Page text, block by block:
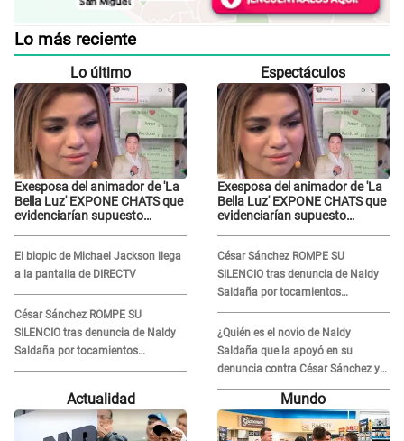
Lo más reciente
Lo último
Exesposa del animador de 'La
Bella Luz' EXPONE CHATS que
evidenciarían supuesto
pareja
El biopic de Michael Jackson llega
a la pantalla de DIRECTV
César Sánchez ROMPE SU
SILENCIO tras denuncia de Naldy
Saldaña por tocamientos
indebidos: "Pido respetar la
Espectáculos
Exesposa del animador de 'La
Bella Luz' EXPONE CHATS que
evidenciarían supuesto
pareja
César Sánchez ROMPE SU
SILENCIO tras denuncia de Naldy
Saldaña por tocamientos
indebidos: "Pido respetar la
presunción de inocencia"
¿Quién es el novio de Naldy
Saldaña que la apoyó en su
denuncia contra César Sánchez y
confrontó al dueño de 'La Bella
Actualidad Mundo